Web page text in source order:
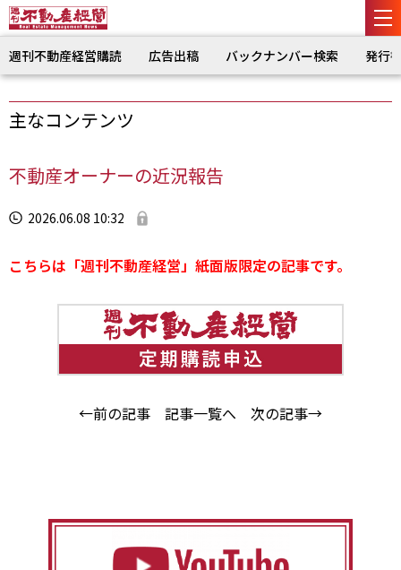
週刊不動産経営購読 広告出稿 バックナンバー検索 発行
主なコンテンツ
不動産オーナーの近況報告
2026.06.08 10:32
こちらは「週刊不動産経営」紙面版限定の記事です。
←前の記事 記事一覧へ 次の記事→